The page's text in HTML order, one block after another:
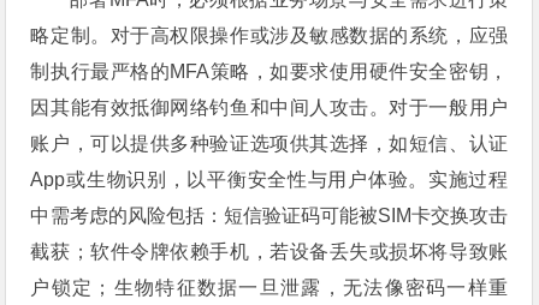
略定制。对于高权限操作或涉及敏感数据的系统，应强
制执行最严格的MFA策略，如要求使用硬件安全密钥，
因其能有效抵御网络钓鱼和中间人攻击。对于一般用户
账户，可以提供多种验证选项供其选择，如短信、认证
App或生物识别，以平衡安全性与用户体验。实施过程
中需考虑的风险包括：短信验证码可能被SIM卡交换攻击
截获；软件令牌依赖手机，若设备丢失或损坏将导致账
户锁定；生物特征数据一旦泄露，无法像密码一样重